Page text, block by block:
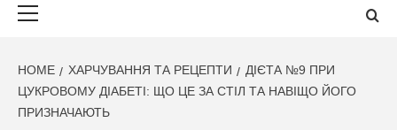
HOME ХАРЧУВАННЯ ТА РЕЦЕПТИ
ДІЄТА №9 ПРИ
ЦУКРОВОМУ ДІАБЕТІ: ЩО ЦЕ ЗА СТІЛ ТА НАВІЩО ЙОГО
ПРИЗНАЧАЮТЬ